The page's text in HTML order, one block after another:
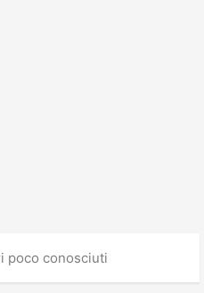
poco conosciuti